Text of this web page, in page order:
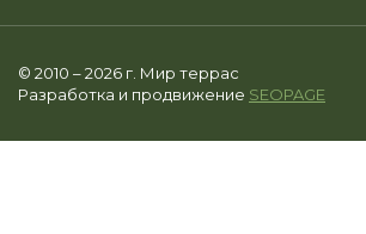
© 2010 – 2026 г. Мир террас
Разработка и продвижение SEOPAGE